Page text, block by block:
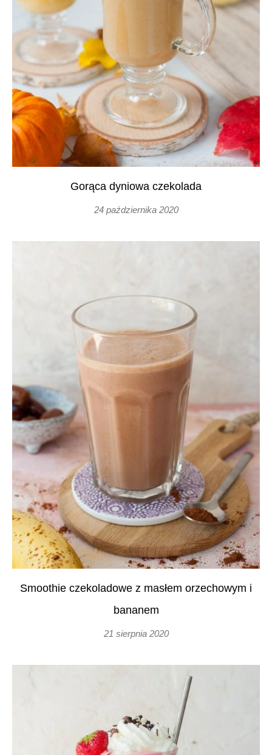
Gorąca dyniowa czekolada
24 października 2020
Smoothie czekoladowe z masłem orzechowym i
bananem
21 sierpnia 2020